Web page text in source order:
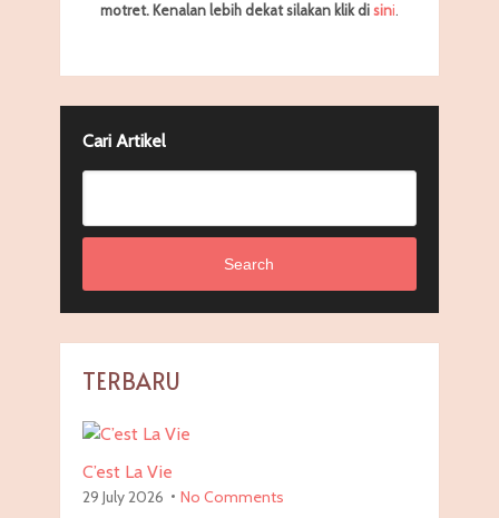
motret. Kenalan lebih dekat silakan klik disini
Cari Artikel
Search
TERBARU
C’est La Vie
29 July 2026 No Comments